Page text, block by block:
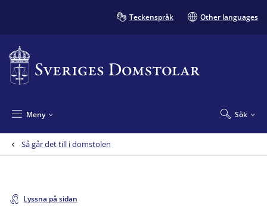
Teckenspråk Other languages
Sök
Meny
Så går det till i domstolen
Lyssna på sidan